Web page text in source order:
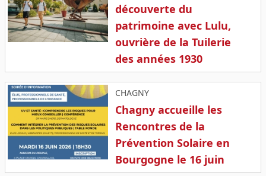
découverte du
patrimoine avec Lulu,
ouvrière de la Tuilerie
des années 1930
CHAGNY
Chagny accueille les
Rencontres de la
Prévention Solaire en
Bourgogne le 16 juin